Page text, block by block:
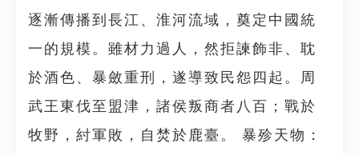
逐漸傳播到長江、淮河流域，奠定中國統
一的規模。雖材力過人，然拒諫飾非、耽
於酒色、暴斂重刑，遂導致民怨四起。周
武王東伐至盟津，諸侯叛商者八百；戰於
牧野，紂軍敗，自焚於鹿臺。 暴殄天物：